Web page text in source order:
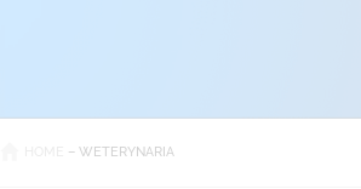
– WETERYNARIA